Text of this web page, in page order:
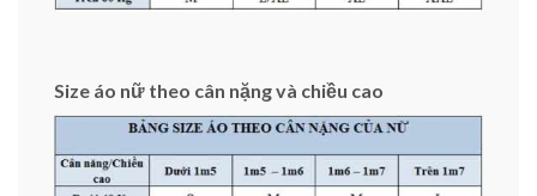
Size áo nữ theo cân nặng và chiều cao